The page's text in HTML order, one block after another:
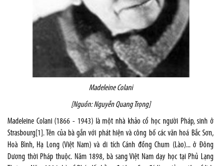
Madeleine Colani
[Nguồn: Nguyễn Quang Trọng]
Madeleine Colani (1866 - 1943) là một nhà khảo cổ học người Pháp, sinh ở
Strasbourg [1] . Tên của bà gắn với phát hiện và công bố cácvăn hoá Bắc Sơn,
Hoà Bình, Hạ Long (Việt Nam) và di tíchCánh đồng Chum (Lào)... ởĐông
Dương thời Pháp thuộc. Năm 1898, bà sangViệt Nam dạy học tại Phủ Lạng